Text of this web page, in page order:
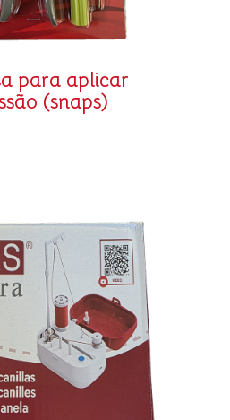
para aplicar
(snaps)